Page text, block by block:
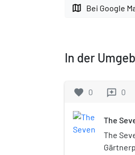
map Bei Google
In der
favorite 0 reviews 0
The
The